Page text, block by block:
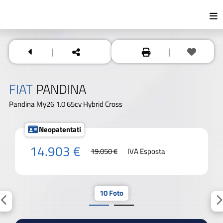
| |
FIAT PANDINA
Pandina My26 1.0 65cv Hybrid Cross
Neopatentati
14.903 € 19.050 € IVA Esposta
10 Foto